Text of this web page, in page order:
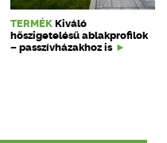
TERMÉK Kiváló
hőszigetelésű ablakprofilok
– passzívházakhoz is